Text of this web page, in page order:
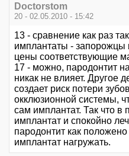
Doctorstom
20 - 02.05.2010 - 15:42
13 - сравнение как раз
имплантаты - запорожцы
цены соответствующие
17 - можно, пародонтит
никак не влияет. Другое
создает риск потери
окклюзионной системы,
сам имплантат. Так что в
имплантат и спокойно
пародонтит как
имплантат нагружать.